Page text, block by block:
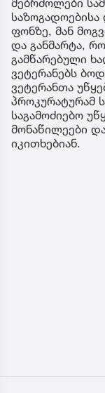
საზოგადოებისა
ფონზე, მან
და განმარტა,
გამწარებული
ვეტერანებს
ვეტერანთა
პროკურატურამ
საგამოძიებო
მონაწილეები
იკითხებიან.